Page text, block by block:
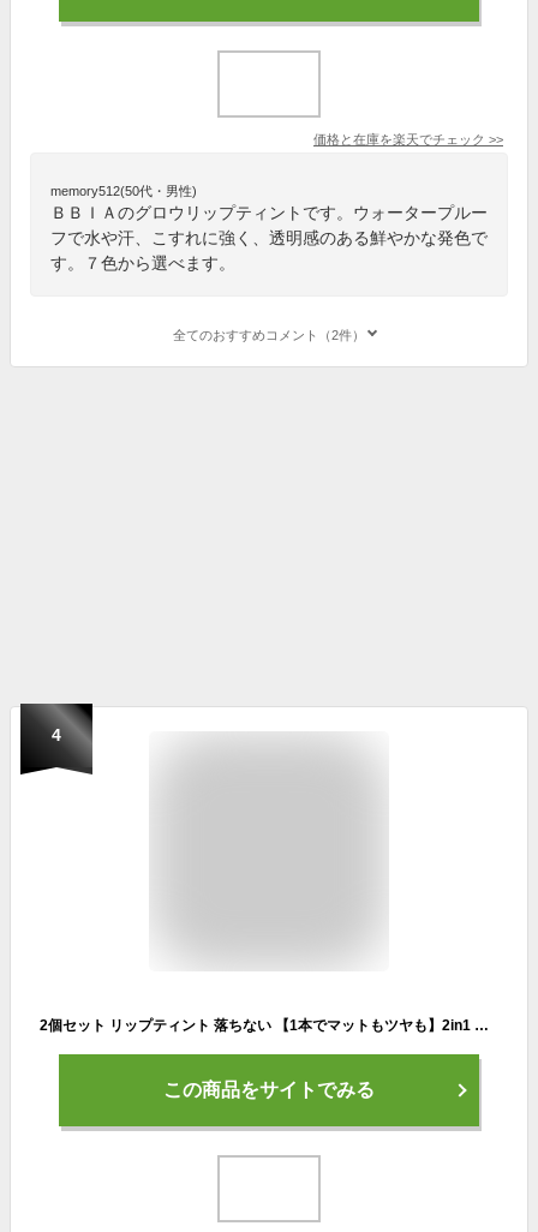
価格と在庫を楽天でチェック >>
memory512(50代・男性)
ＢＢＩＡのグロウリップティントです。ウォータープルー
フで水や汗、こすれに強く、透明感のある鮮やかな発色で
す。７色から選べます。
全てのおすすめコメント（2件）
4
2個セット リップティント 落ちない 【1本でマットもツヤも】2in1 ダブルエンド 口紅 リップグロス 色持ち 長時間キープ ウォーターティント 高保湿 縦ジワカバー 防水 メイクアップ ルージュ プチプラ ギフト プレゼント 韓国コスメ 人気 可愛い 送料無料
この商品をサイトでみる